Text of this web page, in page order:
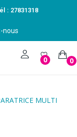
: 27831318
nous
0 0
MULTI